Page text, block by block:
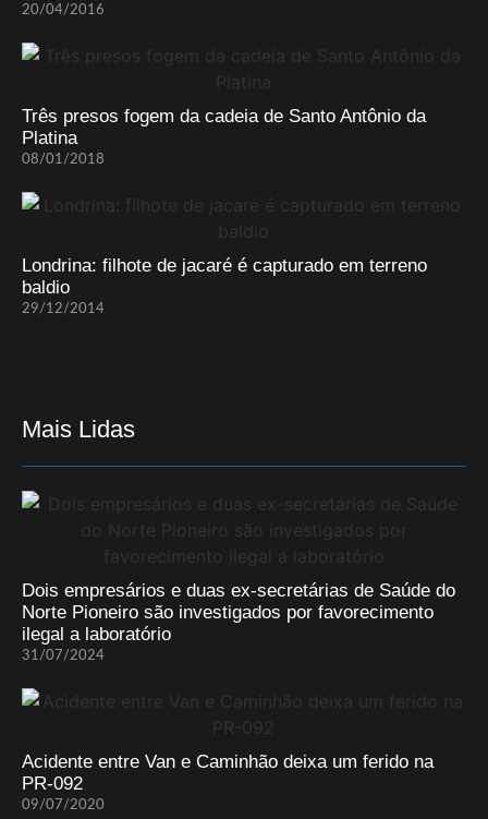
20/04/2016
Três presos fogem da cadeia de Santo Antônio da
Platina
08/01/2018
Londrina: filhote de jacaré é capturado em terreno
baldio
29/12/2014
Mais Lidas
Dois empresários e duas ex-secretárias de Saúde do
Norte Pioneiro são investigados por favorecimento
ilegal a laboratório
31/07/2024
Acidente entre Van e Caminhão deixa um ferido na
PR-092
09/07/2020